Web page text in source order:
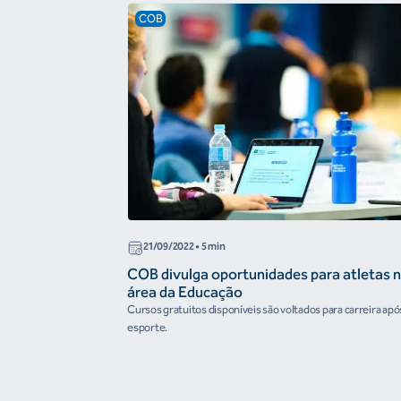
COB
21/09/2022• 5 min
COB divulga oportunidades para atletas
área da Educação
Cursos gratuitos disponíveis são voltados para carreira
esporte.